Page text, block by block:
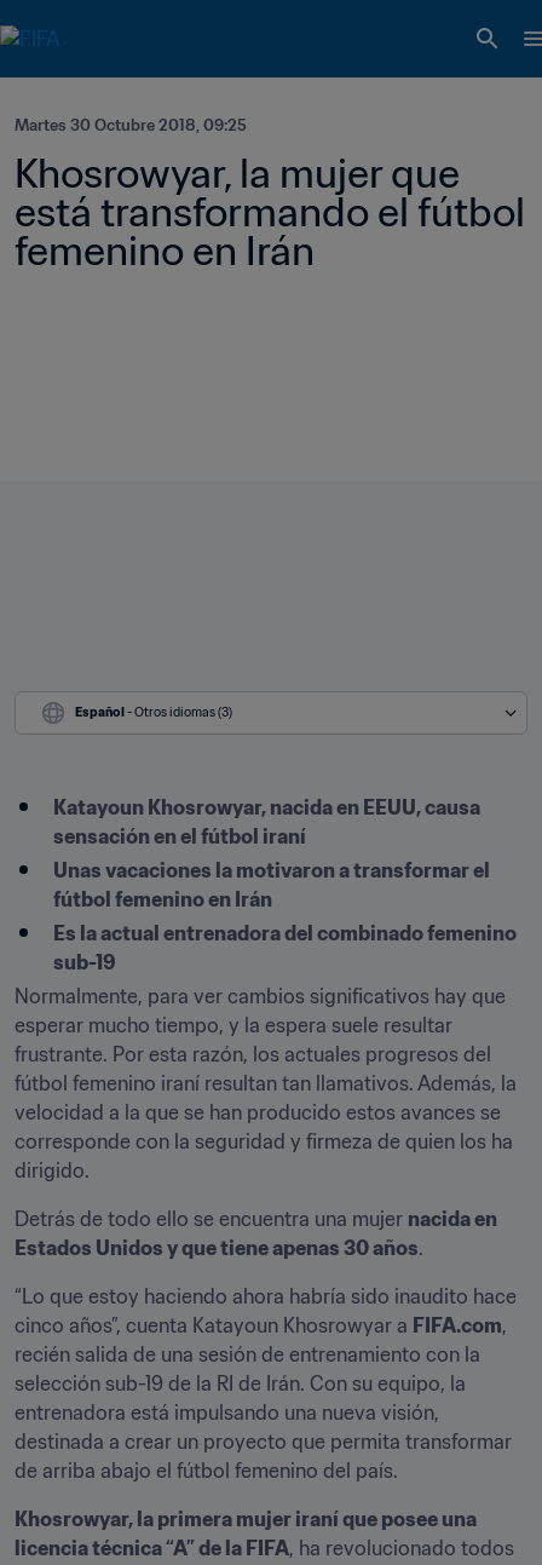
Martes 30 Octubre 2018, 09:25
Khosrowyar, la mujer que
está transformando el fútbol
femenino en Irán
Español - Otros idiomas (3)
Katayoun Khosrowyar, nacida en EEUU, causa
sensación en el fútbol iraní
Unas vacaciones la motivaron a transformar el
fútbol femenino en Irán
Es la actual entrenadora del combinado femenino
sub-19
Normalmente, para ver cambios significativos hay que
esperar mucho tiempo, y la espera suele resultar
frustrante. Por esta razón, los actuales progresos del
fútbol femenino iraní resultan tan llamativos. Además, la
velocidad a la que se han producido estos avances se
corresponde con la seguridad y firmeza de quien los ha
dirigido.
Detrás de todo ello se encuentra una mujer nacida en
Estados Unidos y que tiene apenas 30 años.
“Lo que estoy haciendo ahora habría sido inaudito hace
cinco años”, cuenta Katayoun Khosrowyar a FIFA.com,
recién salida de una sesión de entrenamiento con la
selección sub-19 de la RI de Irán. Con su equipo, la
entrenadora está impulsando una nueva visión,
destinada a crear un proyecto que permita transformar
de arriba abajo el fútbol femenino del país.
Khosrowyar, la primera mujer iraní que posee una
licencia técnica “A” de la FIFA, ha revolucionado todos